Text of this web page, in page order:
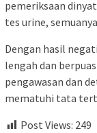
pemeriksaan
tes urine,
Dengan hasil
lengah dan
pengawasan dan
mematuhi tata
Post Views: 249